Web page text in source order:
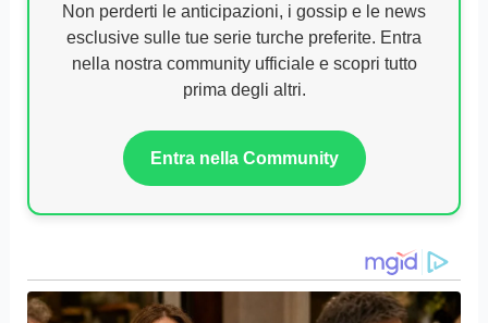
Non perderti le anticipazioni, i gossip e le news
esclusive sulle tue serie turche preferite. Entra
nella nostra community ufficiale e scopri tutto
prima degli altri.
Entra nella Community